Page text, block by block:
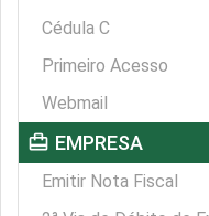
Cédula C
Primeiro Acesso
Webmail
card_travel EMPRESA
Emitir Nota Fiscal